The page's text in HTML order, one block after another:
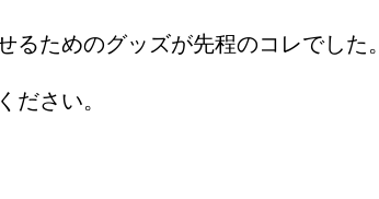
ためのグッズが先程のコレでした。
ださい。